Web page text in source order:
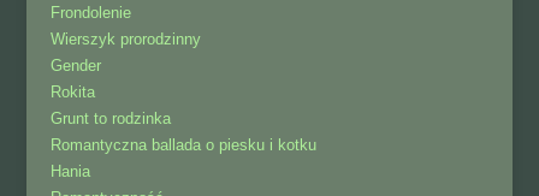
Frondolenie
Wierszyk prorodzinny
Gender
Rokita
Grunt to rodzinka
Romantyczna ballada o piesku i kotku
Hania